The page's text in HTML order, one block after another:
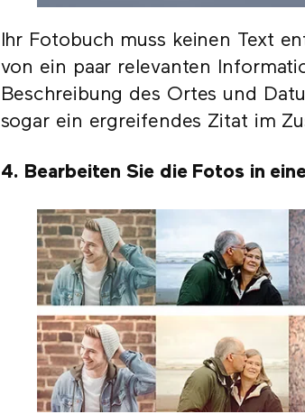
Ihr Fotobuch muss keinen Text
von ein paar relevanten
Beschreibung des Ortes und
sogar ein ergreifendes Zitat im
4. Bearbeiten Sie die Fotos in